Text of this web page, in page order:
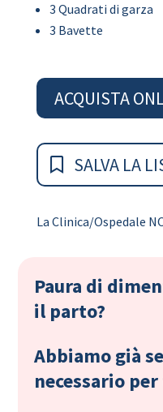
3 Quadrati di garza
3 Bavette
ACQUISTA
SALVA LA
La Clinica/Ospedale
Paura di
il parto?
Abbiamo già
necessario per